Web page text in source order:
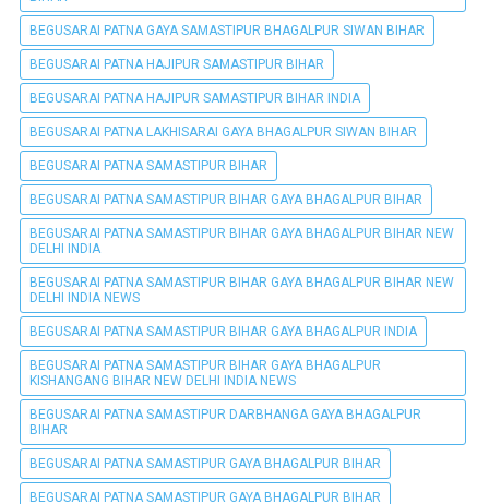
BEGUSARAI PATNA GAYA SAMASTIPUR BHAGALPUR SIWAN BIHAR
BEGUSARAI PATNA HAJIPUR SAMASTIPUR BIHAR
BEGUSARAI PATNA HAJIPUR SAMASTIPUR BIHAR INDIA
BEGUSARAI PATNA LAKHISARAI GAYA BHAGALPUR SIWAN BIHAR
BEGUSARAI PATNA SAMASTIPUR BIHAR
BEGUSARAI PATNA SAMASTIPUR BIHAR GAYA BHAGALPUR BIHAR
BEGUSARAI PATNA SAMASTIPUR BIHAR GAYA BHAGALPUR BIHAR NEW
DELHI INDIA
BEGUSARAI PATNA SAMASTIPUR BIHAR GAYA BHAGALPUR BIHAR NEW
DELHI INDIA NEWS
BEGUSARAI PATNA SAMASTIPUR BIHAR GAYA BHAGALPUR INDIA
BEGUSARAI PATNA SAMASTIPUR BIHAR GAYA BHAGALPUR
KISHANGANG BIHAR NEW DELHI INDIA NEWS
BEGUSARAI PATNA SAMASTIPUR DARBHANGA GAYA BHAGALPUR
BIHAR
BEGUSARAI PATNA SAMASTIPUR GAYA BHAGALPUR BIHAR
BEGUSARAI PATNA SAMASTIPUR GAYA BHAGALPUR BIHAR